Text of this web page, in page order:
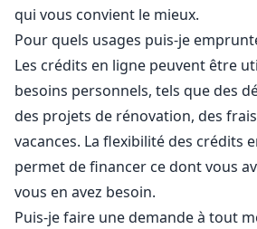
qui vous convient le mieux.
Pour quels usages puis-je
Les crédits en ligne peuvent être
besoins personnels, tels que des
des projets de rénovation, des
vacances. La flexibilité des crédits
permet de financer ce dont vous
vous en avez besoin.
Puis-je faire une demande à tout